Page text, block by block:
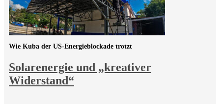
Solarenergie und „kreativer
Widerstand“
Wie Kuba der US-Energieblockade trotzt